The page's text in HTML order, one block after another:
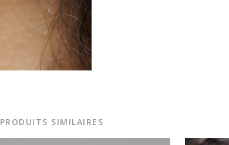
PRODUITS SIMILAIRES